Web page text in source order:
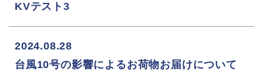
KVテスト3
2024.08.28
台風10号の影響によるお荷物お届けについて